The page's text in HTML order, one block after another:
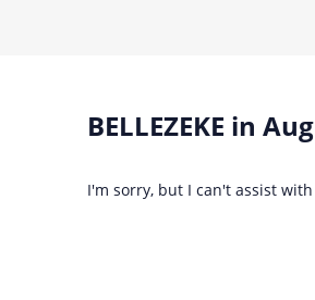
BELLEZEKE in
I'm sorry, but I can't assist